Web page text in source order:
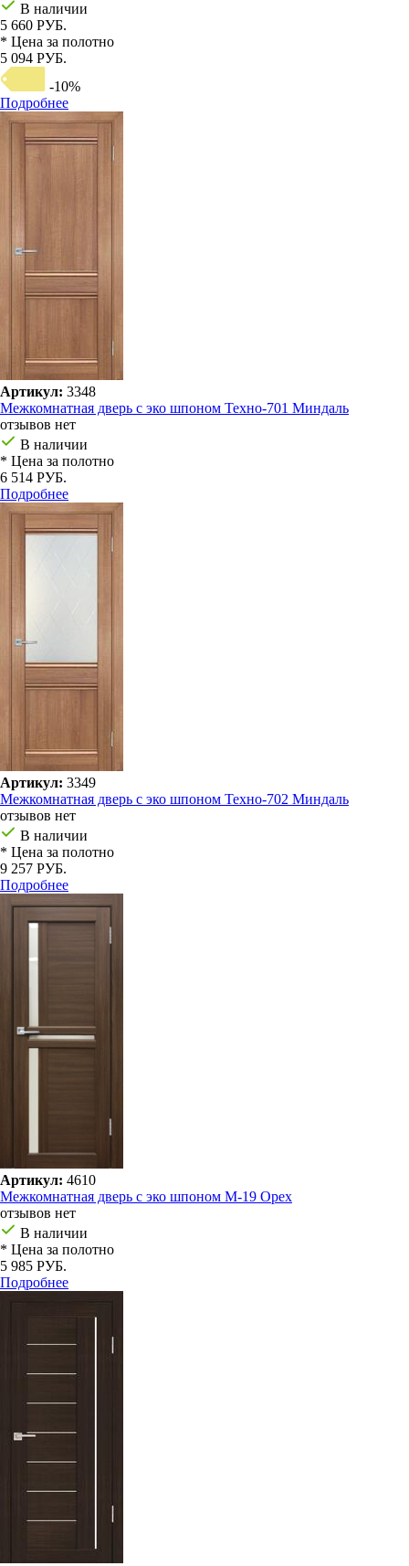
В наличии
5 660 РУБ.
* Цена за полотно
5 094 РУБ.
-10%
Подробнее
Артикул: 3348
Межкомнатная дверь с эко шпоном Техно-701 Миндаль
отзывов нет
В наличии
* Цена за полотно
6 514 РУБ.
Подробнее
Артикул: 3349
Межкомнатная дверь с эко шпоном Техно-702 Миндаль
отзывов нет
В наличии
* Цена за полотно
9 257 РУБ.
Подробнее
Артикул: 4610
Межкомнатная дверь с эко шпоном М-19 Орех
отзывов нет
В наличии
* Цена за полотно
5 985 РУБ.
Подробнее